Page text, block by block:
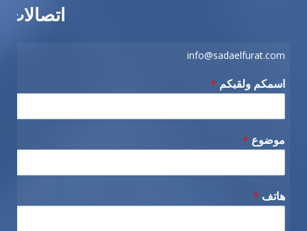
اتصالات
info@sadaelfurat.com
اسمكم ولقبكم *
موضوع *
هاتف *